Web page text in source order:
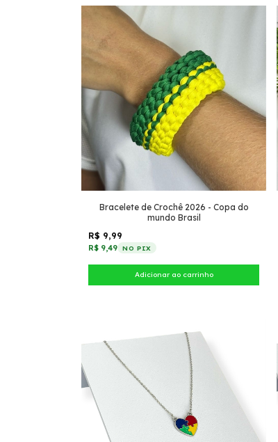
Bracelete de Crochê 2026 - Copa do
mundo Brasil
R$ 9,99
R$ 9,49 NO PIX